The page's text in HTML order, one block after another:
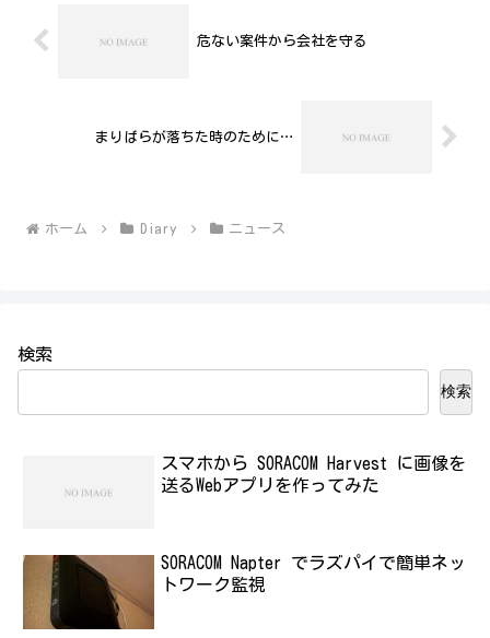
危ない案件から会社を守る
まりばらが落ちた時のために…
ホーム Diary ニュース
検索
検索
スマホから SORACOM Harvest に画像を
送るWebアプリを作ってみた
SORACOM Napter でラズパイで簡単ネッ
トワーク監視